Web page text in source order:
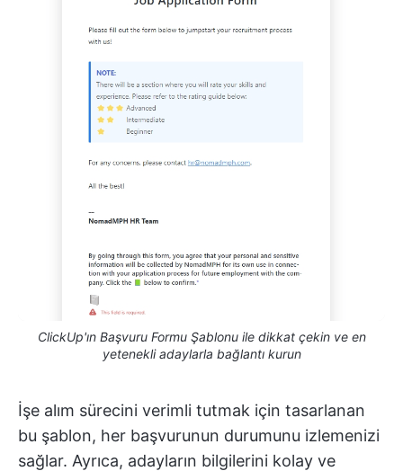
ClickUp'ın Başvuru Formu Şablonu ile dikkat çekin ve en
yetenekli adaylarla bağlantı kurun
İşe alım sürecini verimli tutmak için tasarlanan
bu şablon, her başvurunun durumunu izlemenizi
sağlar. Ayrıca, adayların bilgilerini kolay ve